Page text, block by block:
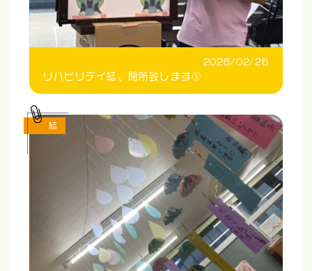
2026/02/26
リハビリデイ結、閉所致します⑤
結